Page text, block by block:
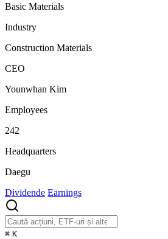
Basic Materials
Industry
Construction Materials
CEO
Younwhan Kim
Employees
242
Headquarters
Daegu
Dividende Earnings
⌘ K